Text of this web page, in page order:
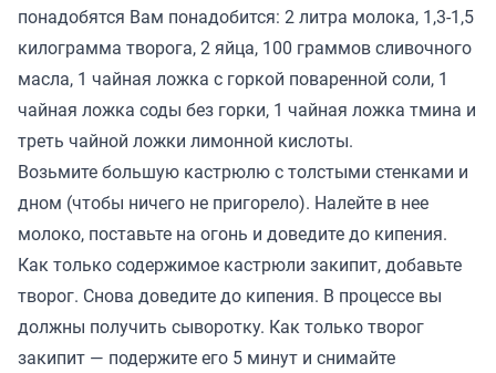
понадобятся Вам понадобится: 2 литра молока, 1,3-1,5
килограмма творога, 2 яйца, 100 граммов сливочного
масла, 1 чайная ложка с горкой поваренной соли, 1
чайная ложка соды без горки, 1 чайная ложка тмина и
треть чайной ложки лимонной кислоты.
Возьмите большую кастрюлю с толстыми стенками и
дном (чтобы ничего не пригорело). Налейте в нее
молоко, поставьте на огонь и доведите до кипения.
Как только содержимое кастрюли закипит, добавьте
творог. Снова доведите до кипения. В процессе вы
должны получить сыворотку. Как только творог
закипит — подержите его 5 минут и снимайте